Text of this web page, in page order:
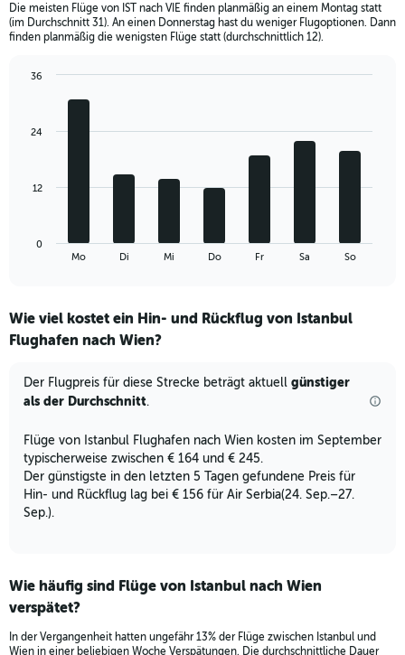
categories.
The
chart
2
displaying
and
Die meisten Flüge von IST nach VIE finden planmäßig an einem Montag statt
(im Durchschnitt 31). An einen Donnerstag hast du weniger Flugoptionen. Dann
finden planmäßig die wenigsten Flüge statt (durchschnittlich 12).
The
Range:
7
The
chart
has
Y
axis
displaying
values.
Range:
Mo Di Mi Do Fr Sa So
0
12
24
36
Wie viel kostet ein Hin- und Rückflug von Istanbul
Flughafen nach Wien?
Der Flugpreis für diese Strecke beträgt aktuell günstiger
als der Durchschnitt.
Flüge von Istanbul Flughafen nach Wien kosten im September
typischerweise zwischen € 164 und € 245.
Der günstigste in den letzten 5 Tagen gefundene Preis für
Hin- und Rückflug lag bei € 156 für Air Serbia(24. Sep.–27.
Sep.).
Wie häufig sind Flüge von Istanbul nach Wien
verspätet?
In der Vergangenheit hatten ungefähr 13% der Flüge zwischen Istanbul und
Wien in einer beliebigen Woche Verspätungen. Die durchschnittliche Dauer